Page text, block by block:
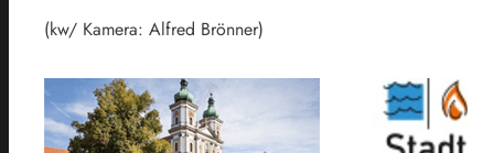
(kw/ Kamera: Alfred Brönner)